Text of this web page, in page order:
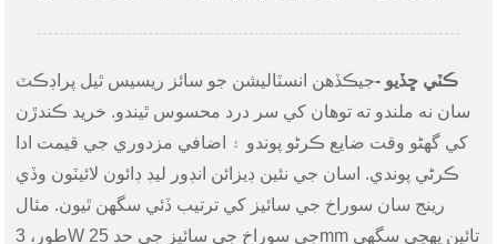
ڪٽي ڇڏيو -جيڪڏهن انسٽاليشن جو سائز ريسيس ٿيل پراڊڪٽ
سان نه ملندو ته توهان کي سر درد محسوس ٿيندو. خريد ڪندڙن
کي گهڻو وقت ضايع ڪرڻو پوندو ۽ اضافي مزدوري جي قيمت ادا
ڪرڻي پوندي. اسان جي نئين ڊيزائن انڊور ليڊ ڊائون لائيٽون وڏي
رينج سان سوراخ جي سائيز کي ترتيب ڏئي سگهن ٿيون. مثال
طور، 3W جي سوراخ جي سائيز جي حد 25mm تائين پهچي سگهي